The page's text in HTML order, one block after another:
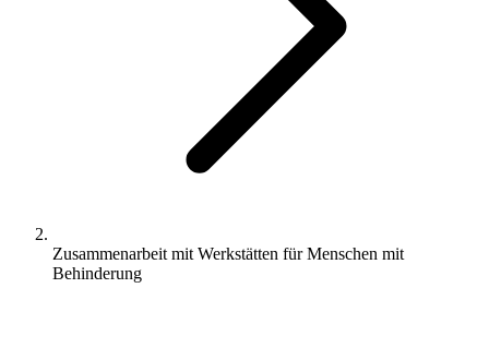
Zusammenarbeit mit Werkstätten für Menschen mit
Behinderung